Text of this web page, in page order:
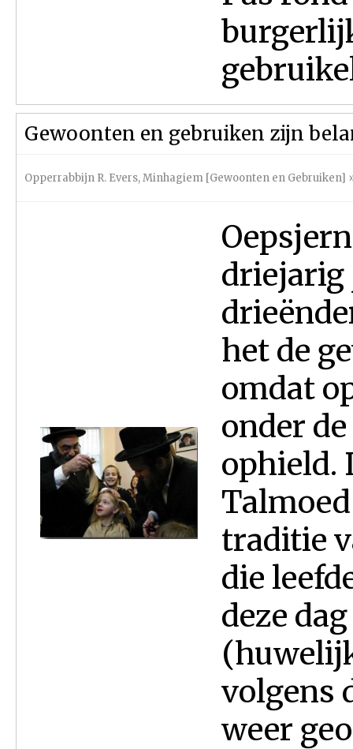
Gewoonten en gebruiken zijn
Opperrabbijn R. Evers,Minhagiem [Gewoonten en Gebruiken]
driejarig
het de
omdat
onder
ophield.
traditie
die
deze
volgens
weer